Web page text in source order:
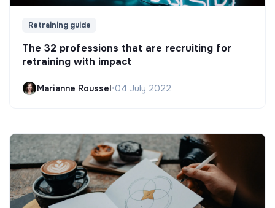
Retraining guide
The 32 professions that are recruiting for
retraining with impact
Marianne Roussel•04 July 2022